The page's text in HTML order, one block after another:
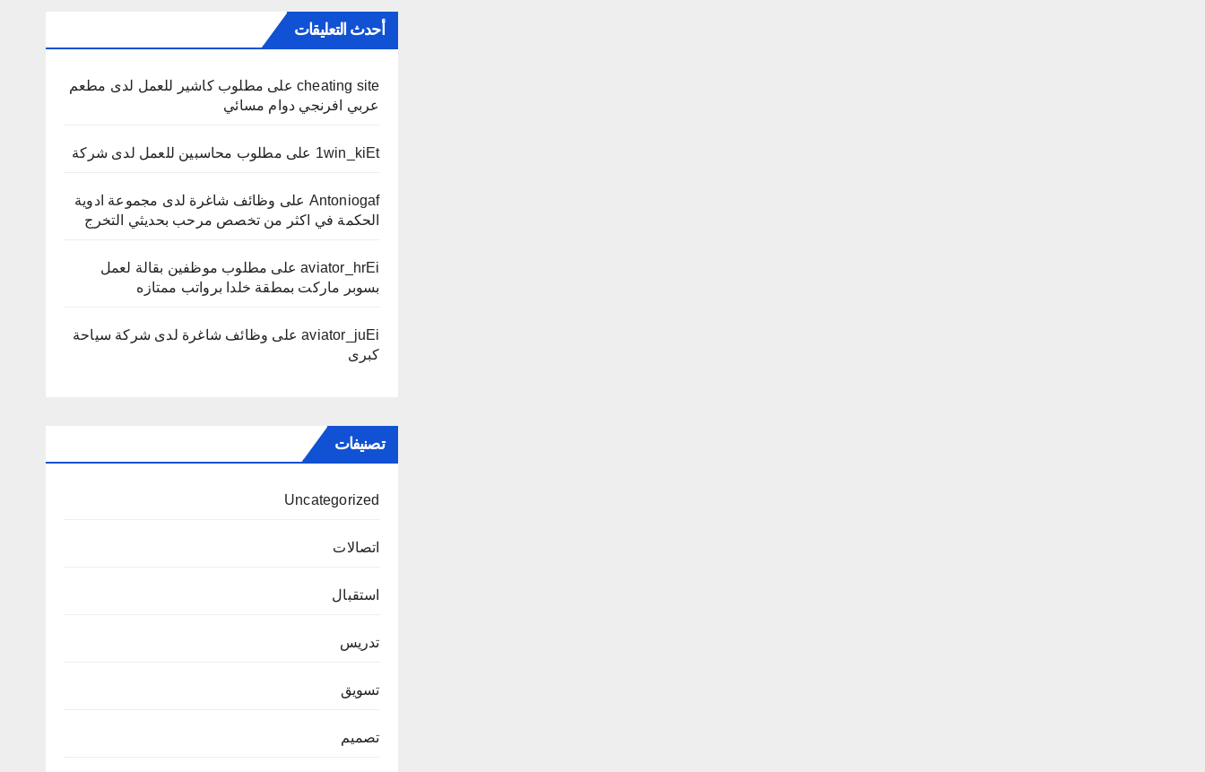
أحدث التعليقات
cheating siteعلى مطلوب كاشير للعمل لدى مطعم
عربي افرنجي دوام مسائي
1win_kiEt على مطلوب محاسبين للعمل لدى شركة
Antoniogaf على وظائف شاغرة لدى مجموعة ادوية
الحكمة في اكثر من تخصص مرحب بحديثي التخرج
aviator_hrEiعلى مطلوب موظفين بقالة لعمل
بسوبر ماركت بمطقة خلدا برواتب ممتازه
aviator_juEiعلى وظائف شاغرة لدى شركة سياحة
كبرى
تصنيفات
Uncategorized
اتصالات
استقبال
تدريس
تسويق
تصميم